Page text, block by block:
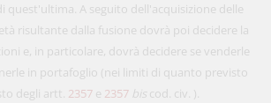
quest'ultima. A seguito dell'acquisizione delle
risultante dalla fusione dovrà poi decidere la
e, in particolare, dovrà decidere se venderle
in portafoglio (nei limiti di quanto previsto
degli artt. 2357 e 2357 bis cod. civ. ).